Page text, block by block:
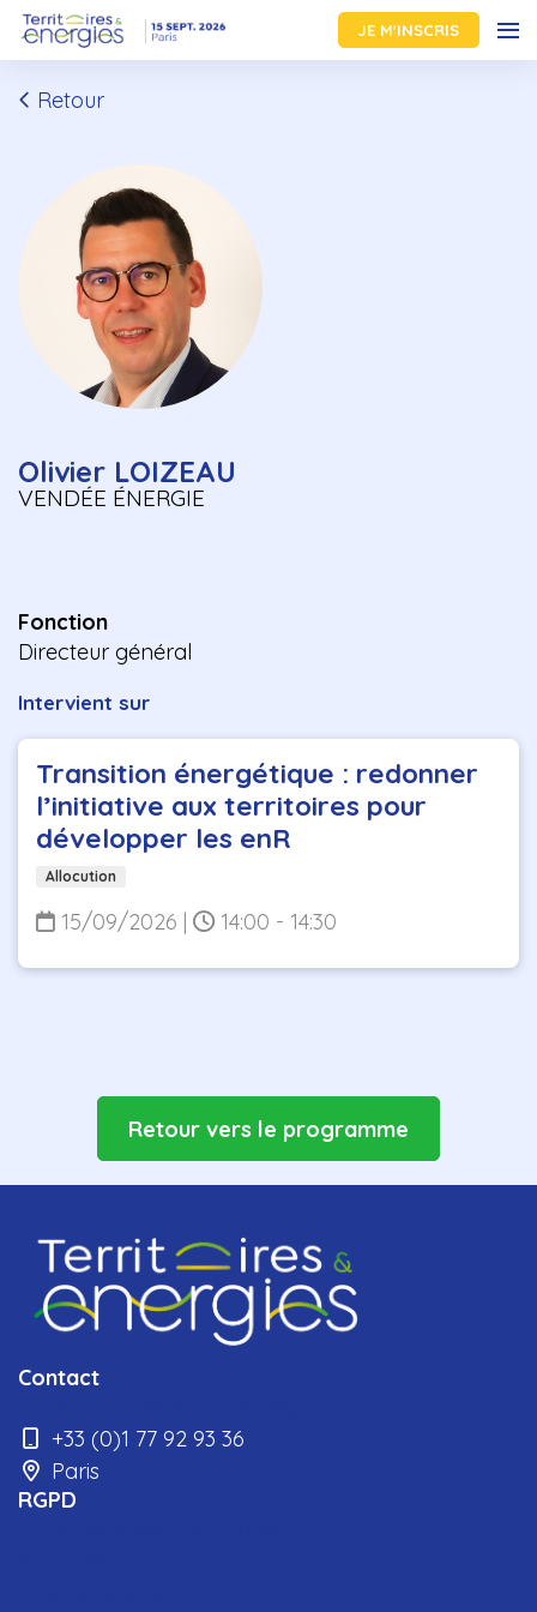
JE M'INSCRIS
Retour
Olivier LOIZEAU
VENDÉE ÉNERGIE
Fonction
Directeur général
Intervient sur
Transition énergétique : redonner
l’initiative aux territoires pour
développer les enR
Allocution
15/09/2026 | 14:00 - 14:30
Retour vers le programme
Contact
+33 (0)1 77 92 93 36
Paris
RGPD